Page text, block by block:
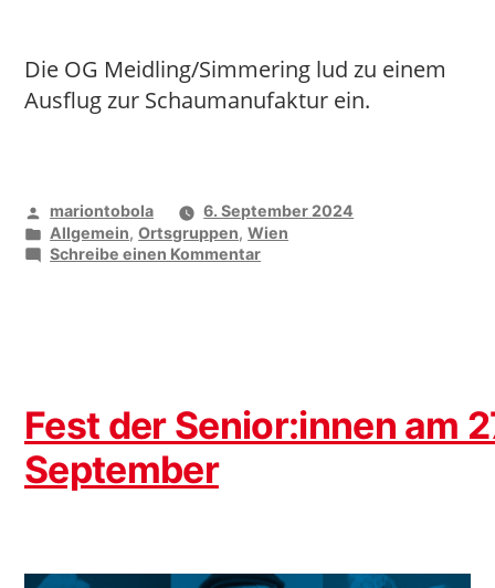
Die OG Meidling/Simmering lud zu einem
Ausflug zur Schaumanufaktur ein.
Veröffentlicht
von
mariontobola
6. September 2024
Veröffentlicht
unter
Allgemein,Ortsgruppen,Wien
Schreibe einen Kommentarzu
Fest der Senior:innen am
September